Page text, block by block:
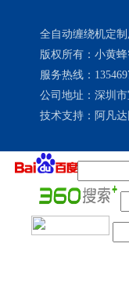
全自动缠绕机定
版权所有：小黄
服务热线：
公司地址：深圳
技术支持： 阿凡